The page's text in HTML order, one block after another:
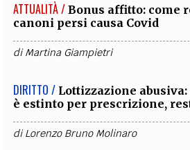
ATTUALITÀ / Bonus affitto: come
canoni persi causa Covid
diMartina Giampietri
DIRITTO / Lottizzazione
è estinto per prescrizione,
diLorenzo Bruno Molinaro